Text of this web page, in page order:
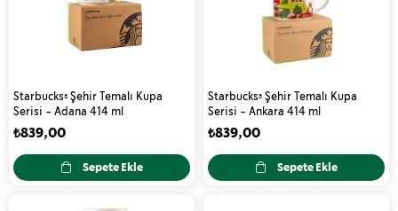
Starbucks® Şehir Temalı Kupa
Serisi - Adana 414 ml
₺839,00
Sepete Ekle
Starbucks® Şehir Temalı Kupa
Serisi - Ankara 414 ml
₺839,00
Sepete Ekle